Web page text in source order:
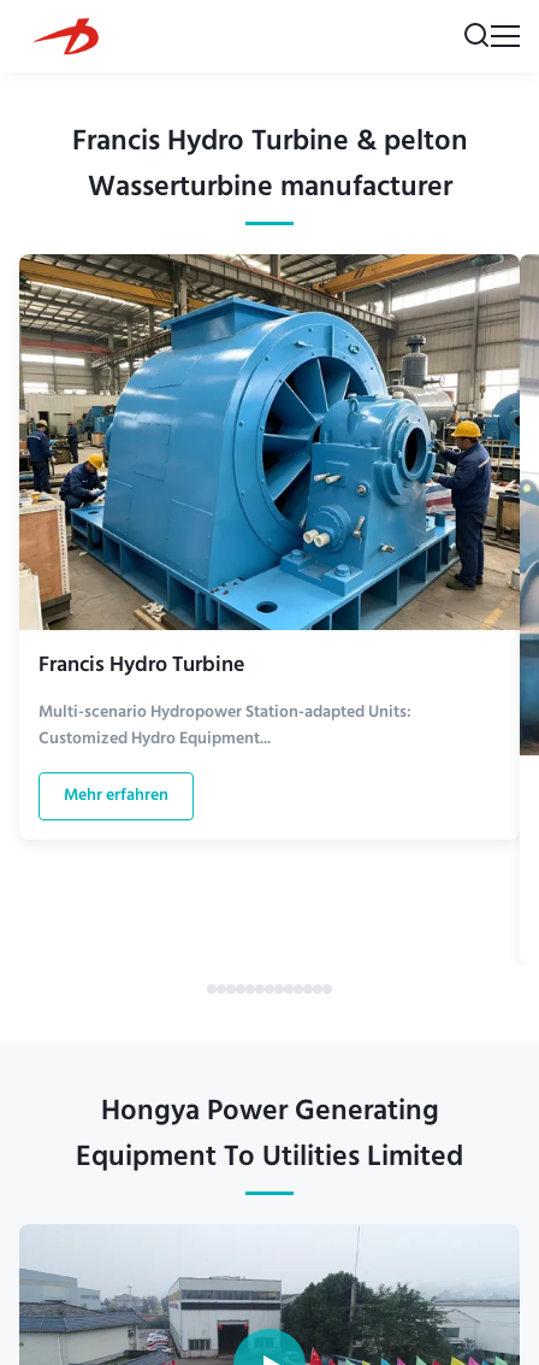
Francis Hydro Turbine & pelton
Wasserturbine manufacturer
Francis Hydro Turbine
Multi-scenario Hydropower Station-adapted Units:
Customized Hydro Equipment...
Mehr erfahren
Hongya Power Generating
Equipment To Utilities Limited